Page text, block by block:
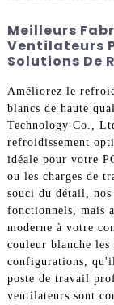
Meilleurs
Ventilateurs
Solutions De
Améliorez le
blancs de haute
Technology Co.,
refroidissement
idéale pour votre
ou les charges de
souci du détail, nos
fonctionnels, mais
moderne à votre
couleur blanche
configurations,
poste de travail
ventilateurs sont